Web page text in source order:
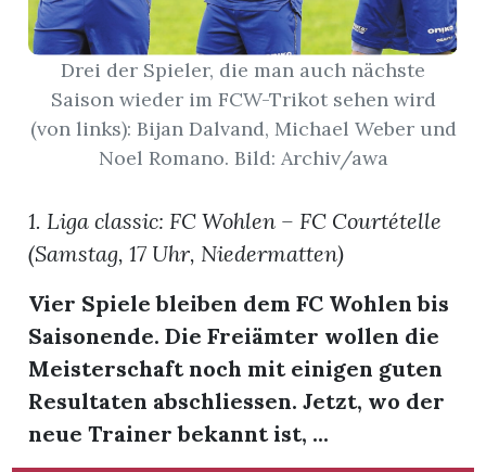
Bremgarten
Drei der Spieler, die man auch nächste
Saison wieder im FCW-Trikot sehen wird
(von links): Bijan Dalvand, Michael Weber und
Noel Romano. Bild: Archiv/awa
1. Liga classic: FC Wohlen – FC Courtételle
(Samstag, 17 Uhr, Niedermatten)
Vier Spiele bleiben dem FC Wohlen bis
Saisonende. Die Freiämter wollen die
Meisterschaft noch mit einigen guten
Resultaten abschliessen. Jetzt, wo der
neue Trainer bekannt ist, ...